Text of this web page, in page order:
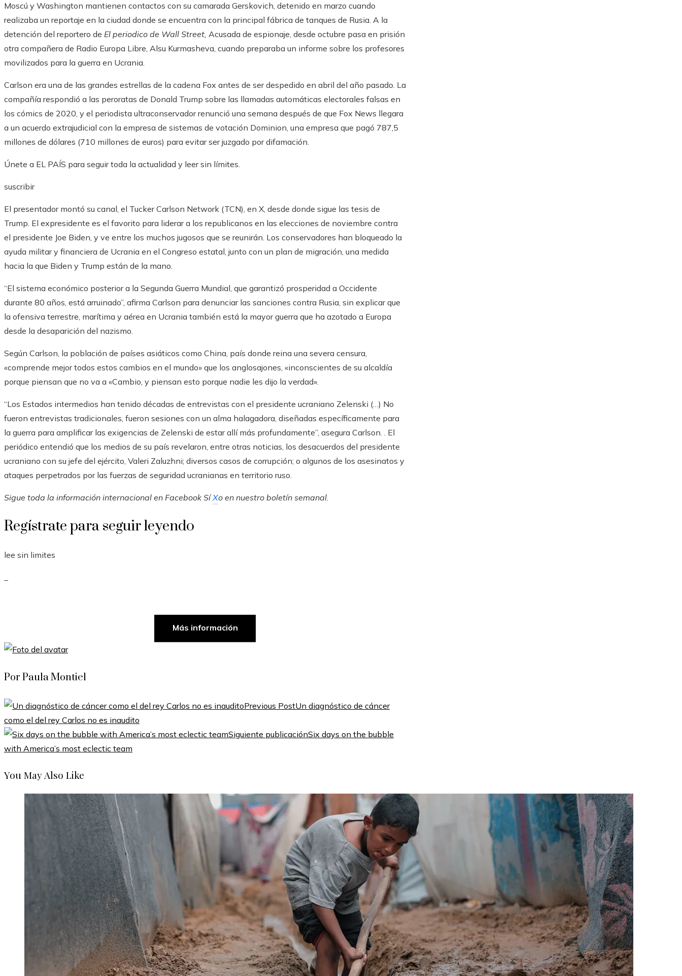
Moscú y Washington mantienen contactos con su camarada Gerskovich, detenido en marzo cuando
realizaba un reportaje en la ciudad donde se encuentra con la principal fábrica de tanques de Rusia. A la
detención del reportero de El periodico de Wall Street, Acusada de espionaje, desde octubre pasa en prisión
otra compañera de Radio Europa Libre, Alsu Kurmasheva, cuando preparaba un informe sobre los profesores
movilizados para la guerra en Ucrania.
Carlson era una de las grandes estrellas de la cadena Fox antes de ser despedido en abril del año pasado. La
compañía respondió a las peroratas de Donald Trump sobre las llamadas automáticas electorales falsas en
los cómics de 2020, y el periodista ultraconservador renunció una semana después de que Fox News llegara
a un acuerdo extrajudicial con la empresa de sistemas de votación Dominion, una empresa que pagó 787,5
millones de dólares (710 millones de euros) para evitar ser juzgado por difamación.
Únete a EL PAÍS para seguir toda la actualidad y leer sin límites.
suscribir
El presentador montó su canal, el Tucker Carlson Network (TCN), en X, desde donde sigue las tesis de
Trump. El expresidente es el favorito para liderar a los republicanos en las elecciones de noviembre contra
el presidente Joe Biden, y ve entre los muchos jugosos que se reunirán. Los conservadores han bloqueado la
ayuda militar y financiera de Ucrania en el Congreso estatal, junto con un plan de migración, una medida
hacia la que Biden y Trump están de la mano.
“El sistema económico posterior a la Segunda Guerra Mundial, que garantizó prosperidad a Occidente
durante 80 años, está arruinado”, afirma Carlson para denunciar las sanciones contra Rusia, sin explicar que
la ofensiva terrestre, marítima y aérea en Ucrania también está la mayor guerra que ha azotado a Europa
desde la desaparición del nazismo.
Según Carlson, la población de países asiáticos como China, país donde reina una severa censura,
«comprende mejor todos estos cambios en el mundo» que los anglosajones, «inconscientes de su alcaldía
porque piensan que no va a «Cambio, y piensan esto porque nadie les dijo la verdad».
“Los Estados intermedios han tenido décadas de entrevistas con el presidente ucraniano Zelenski (…) No
fueron entrevistas tradicionales, fueron sesiones con un alma halagadora, diseñadas específicamente para
la guerra para amplificar las exigencias de Zelenski de estar allí más profundamente”, asegura Carlson. . El
periódico entendió que los medios de su país revelaron, entre otras noticias, los desacuerdos del presidente
ucraniano con su jefe del ejército, Valeri Zaluzhni; diversos casos de corrupción; o algunos de los asesinatos y
ataques perpetrados por las fuerzas de seguridad ucranianas en territorio ruso.
Sigue toda la información internacional en FacebookSíXo en nuestro boletín semanal.
Regístrate para seguir leyendo
lee sin limites
Más información
Por Paula Montiel
Previous PostUn diagnóstico de cáncer
como el del rey Carlos no es inaudito
Siguiente publicaciónSix days on the bubble
with America’s most eclectic team
You May Also Like